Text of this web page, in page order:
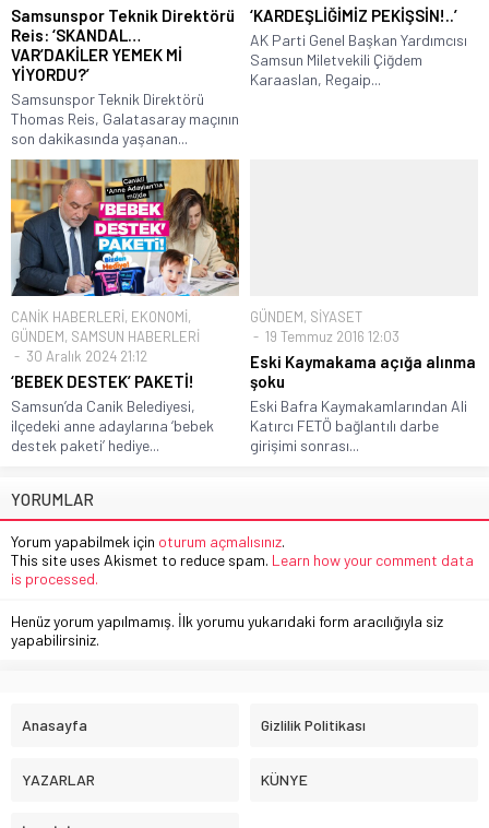
Samsunspor Teknik Direktörü
Reis: ‘SKANDAL…
VAR’DAKİLER YEMEK Mİ
YİYORDU?’
Samsunspor Teknik Direktörü
Thomas Reis, Galatasaray maçının
son dakikasında yaşanan...
‘KARDEŞLİĞİMİZ PEKİŞSİN!..’
AK Parti Genel Başkan Yardımcısı
Samsun Miletvekili Çiğdem
Karaaslan, Regaip...
CANİK HABERLERİ, EKONOMİ,
GÜNDEM, SAMSUN HABERLERİ
30 Aralık 2024 21:12
‘BEBEK DESTEK’ PAKETİ!
Samsun’da Canik Belediyesi,
ilçedeki anne adaylarına ‘bebek
destek paketi’ hediye...
GÜNDEM, SİYASET
19 Temmuz 2016 12:03
Eski Kaymakama açığa alınma
şoku
Eski Bafra Kaymakamlarından Ali
Katırcı FETÖ bağlantılı darbe
girişimi sonrası...
YORUMLAR
Yorum yapabilmek için oturum açmalısınız.
This site uses Akismet to reduce spam. Learn how your comment data
is processed.
Henüz yorum yapılmamış. İlk yorumu yukarıdaki form aracılığıyla siz
yapabilirsiniz.
Anasayfa Gizlilik Politikası
YAZARLAR KÜNYE